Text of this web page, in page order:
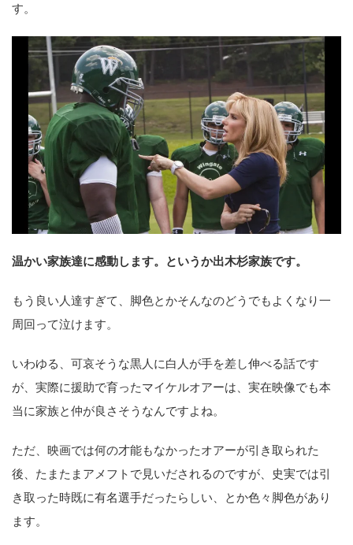
す。
温かい家族達に感動します。というか出木杉家族です。
もう良い人達すぎて、脚色とかそんなのどうでもよくなり一
周回って泣けます。
いわゆる、可哀そうな黒人に白人が手を差し伸べる話です
が、実際に援助で育ったマイケルオアーは、実在映像でも本
当に家族と仲が良さそうなんですよね。
ただ、映画では何の才能もなかったオアーが引き取られた
後、たまたまアメフトで見いだされるのですが、史実では引
き取った時既に有名選手だったらしい、とか色々脚色があり
ます。